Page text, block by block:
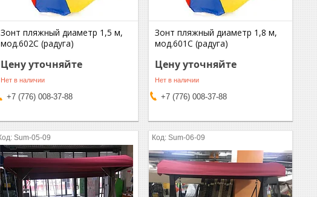
Зонт пляжный диаметр 1,5 м,
мод.602С (радуга)
Цену уточняйте
Нет в наличии
+7 (776) 008-37-88
Зонт пляжный диаметр 1,8 м,
мод.601С (радуга)
Цену уточняйте
Нет в наличии
+7 (776) 008-37-88
Sum-05-09 Sum-06-09